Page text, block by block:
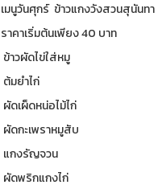
เมนูวันศุกร์ ข้าวแกงวังสวนสุนันทา
ราคาเริ่มต้นเพียง 40 บาท
ข้าวผัดไข่ใส่หมู
ต้มยำไก่
ผัดเผ็ดหน่อไม้ไก่
ผัดกะเพราหมูสับ
แกงรัญจวน
ผัดพริกแกงไก่